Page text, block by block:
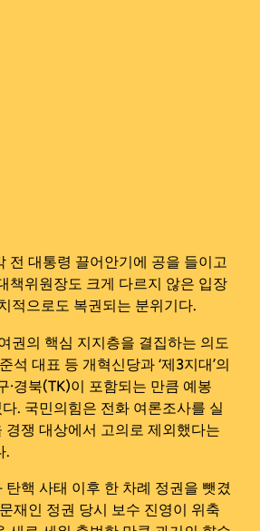
전 대통령 끌어안기에 공을 들이고
책위원장도 크게 다르지 않은 입장
적으로도 복권되는 분위기다.
권의 핵심 지지층을 결집하는 의도
석 대표 등 개혁신당과 ‘제3지대’의
·경북(TK)이 포함되는 만큼 예봉
. 국민의힘은 전화 여론조사를 실
경쟁 대상에서 고의로 제외했다는
.
핵 사태 이후 한 차례 정권을 뺏겼
재인 정권 당시 보수 진영이 위축